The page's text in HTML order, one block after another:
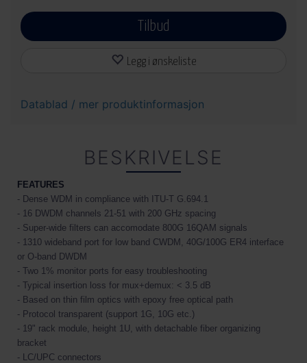
Tilbud
Legg i ønskeliste
Datablad / mer produktinformasjon
BESKRIVELSE
FEATURES
- Dense WDM in compliance with ITU-T G.694.1
- 16 DWDM channels 21-51 with 200 GHz spacing
- Super-wide filters can accomodate 800G 16QAM signals
- 1310 wideband port for low band CWDM, 40G/100G ER4 interface
or O-band DWDM
- Two 1% monitor ports for easy troubleshooting
- Typical insertion loss for mux+demux: < 3.5 dB
- Based on thin film optics with epoxy free optical path
- Protocol transparent (support 1G, 10G etc.)
- 19" rack module, height 1U, with detachable fiber organizing
bracket
- LC/UPC connectors